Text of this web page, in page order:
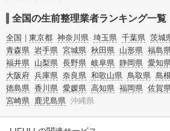
全国の生前整理業者ランキング一覧
全国 東京都 神奈川県 埼玉県 千葉県 茨城
青森県 岩手県 宮城県 秋田県 山形県 福島
福井県 山梨県 長野県 岐阜県 静岡県 愛知
大阪府 兵庫県 奈良県 和歌山県 鳥取県 島
徳島県 香川県 愛媛県 高知県 福岡県 佐賀
宮崎県 鹿児島県 沖縄県